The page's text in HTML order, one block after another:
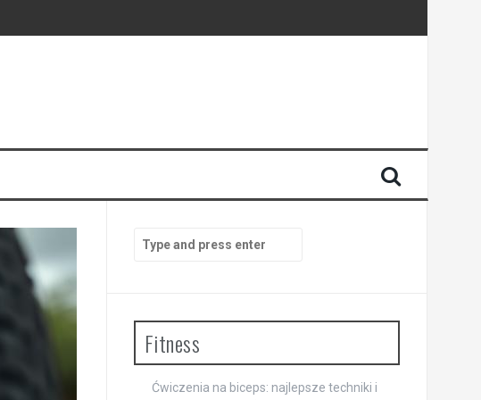
Search
for:
Fitness
Ćwiczenia na biceps: najlepsze techniki i